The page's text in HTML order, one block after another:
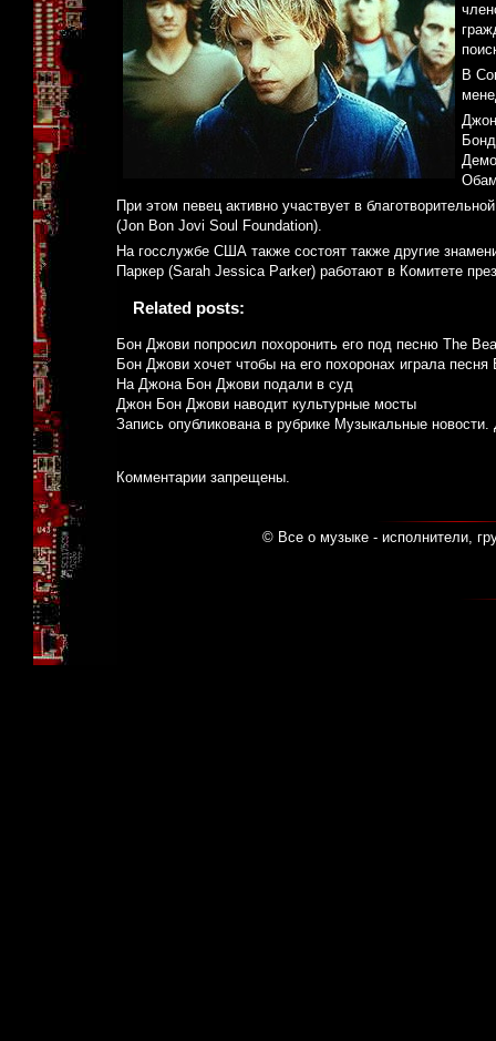
В
При этом певец активно участвует в
(Jon Bon Jovi Soul Foundation).
На госслужбе США также состоят также другие
Паркер (Sarah Jessica Parker) работают в Комитете
Related posts:
Бон Джови попросил похоронить его под песню The
Бон Джови хочет чтобы на его похоронах играла песня
На Джона Бон Джови подали в суд
Джон Бон Джови наводит культурные мосты
Запись опубликована в рубрике Музыкальные новости.
Комментарии запрещены.
© Все о музыке - исполнители,